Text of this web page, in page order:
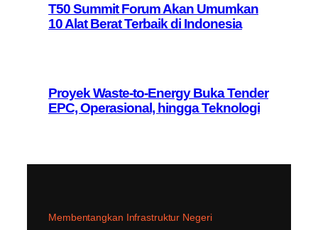
T50 Summit Forum Akan Umumkan
10 Alat Berat Terbaik di Indonesia
Proyek Waste-to-Energy Buka Tender
EPC, Operasional, hingga Teknologi
Membentangkan Infrastruktur Negeri